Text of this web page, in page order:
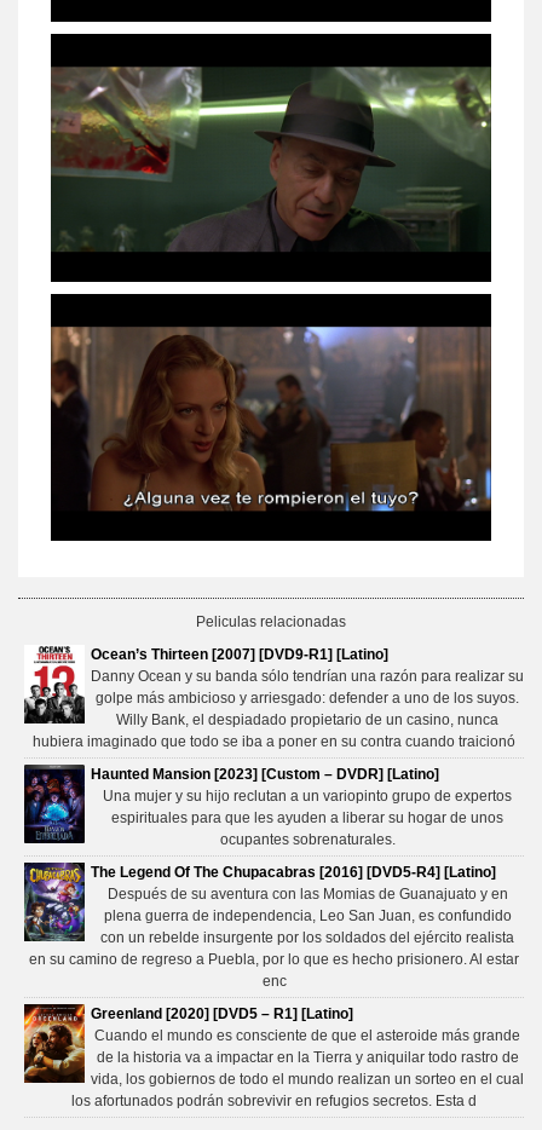
Peliculas relacionadas
Ocean’s Thirteen [2007] [DVD9-R1] [Latino]
Danny Ocean y su banda sólo tendrían una razón para realizar su
golpe más ambicioso y arriesgado: defender a uno de los suyos.
Willy Bank, el despiadado propietario de un casino, nunca
hubiera imaginado que todo se iba a poner en su contra cuando traicionó
Haunted Mansion [2023] [Custom – DVDR] [Latino]
Una mujer y su hijo reclutan a un variopinto grupo de expertos
espirituales para que les ayuden a liberar su hogar de unos
ocupantes sobrenaturales.
The Legend Of The Chupacabras [2016] [DVD5-R4] [Latino]
Después de su aventura con las Momias de Guanajuato y en
plena guerra de independencia, Leo San Juan, es confundido
con un rebelde insurgente por los soldados del ejército realista
en su camino de regreso a Puebla, por lo que es hecho prisionero. Al estar
enc
Greenland [2020] [DVD5 – R1] [Latino]
Cuando el mundo es consciente de que el asteroide más grande
de la historia va a impactar en la Tierra y aniquilar todo rastro de
vida, los gobiernos de todo el mundo realizan un sorteo en el cual
los afortunados podrán sobrevivir en refugios secretos. Esta d